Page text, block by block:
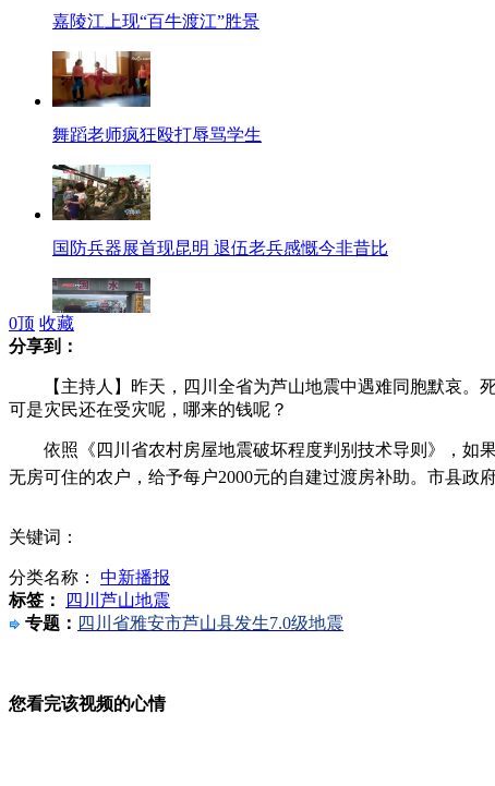
嘉陵江上现“百牛渡江”胜景
舞蹈老师疯狂殴打辱骂学生
国防兵器展首现昆明 退伍老兵感慨今非昔比
新疆314国道车祸1死1伤 百余车辆滞留
小车超速追尾大货 车身挤进货车下部
记者调查：忽悠的“荐股”软件让发财成传说
男子持刀疯狂捅人 路人冷眼旁观
0顶 收藏
分享到：
【主持人】昨天，四川全省为芦山地震中遇难同胞默哀。死
可是灾民还在受灾呢，哪来的钱呢？
依照《四川省农村房屋地震破坏程度判别技术导则》，如果
无房可住的农户，给予每户2000元的自建过渡房补助。市县政
关键词：
分类名称： 中新播报
标签：
四川芦山地震
专题： 四川省雅安市芦山县发生7.0级地震
您看完该视频的心情